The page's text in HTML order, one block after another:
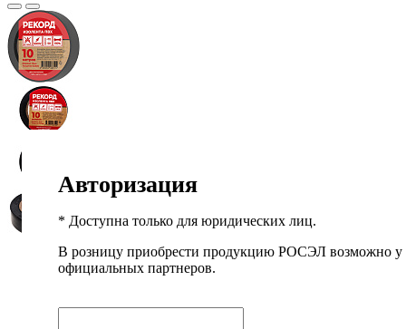
Авторизация
* Доступна только для юридических лиц.
В розницу приобрести продукцию РОСЭЛ возможно у
официальных партнеров.